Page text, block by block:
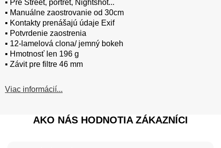
▪️ Pre Street, portrét, Nightshot...
▪️ Manuálne zaostrovanie od 30cm
▪️ Kontakty prenášajú údaje Exif
▪️ Potvrdenie zaostrenia
▪️ 12-lamelová clona/ jemný bokeh
▪️ Hmotnosť len 196 g
▪️ Závit pre filtre 46 mm
Viac informácií...
AKO NÁS HODNOTIA ZÁKAZNÍCI